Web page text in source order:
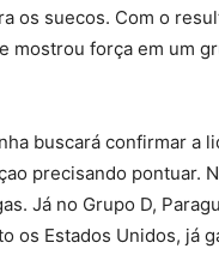
os suecos. Com o
mostrou força em um
buscará confirmar a
precisando pontuar.
Já no Grupo D,
os Estados Unidos, já